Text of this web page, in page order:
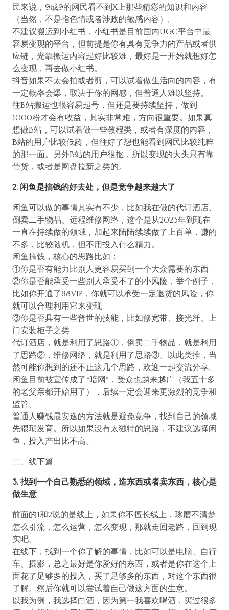
民来说，9成9的网民看不到X上那些精彩的知识和内容
（当然，不是指色情或者涉政的敏感内容）。
不建议搬运到小红书，小红书是目前国内UGC平台中最
容易变现的平台，但前提是你有具有竞争力的产品或者供
应链，光靠搬运内容起好比较难，最好是一开始就想好怎
么变现，再去做小红书。
抖音如果不太会拍或者剪，可以试着做生活向的内容，有
一定概率会爆，取决于你的网感，但普通人难以坚持。
往B站搬运也很容易起号，但还是要持续坚持，做到
1000粉才会有收益，其实非常难，方向很重要。如果真
想做B站，可以试着做一些教程类，或者有深度的内容，
B站的用户比较低龄，但往好了想也能看到网民比较纯粹
的那一面。另外B站的用户很抠，所以变现的大头只有靠
带货，或者是网盘拉新之类的。
2. 闲鱼是搞钱的好去处，但是竞争越来越大了
闲鱼可以做的事情其实有不少，比如我在做的代订酒店、
倒卖二手物品、远程维修网络，这个是从2023年到现在
一直在持续做的领域，加起来陆陆续续做了上百单，赚的
不多，比较随机，但不用投入什么精力。
闲鱼搞钱，核心的思路比如：
①你是否有能力比别人更容易买到一个大众需要的东西
②你是否能承受一些别人承受不了的小风险，举个例子，
比如你开通了88VIP，你就可以承受一定退货的风险，你
就可以合理利用它来变现
③你是否具有一些普世的技能，比如修宽带、接光纤、上
门安装柜子之类
代订酒店，就是利用了思路①，倒卖二手物品，就是利用
了思路②，维修网络，就是利用了思路③。以此类推，当
然可能你想到的还不止这几个思路，欢迎一起交流分享。
闲鱼目前被宣传成了“暗网”，受众也越来越广（我五十多
的老父亲都开始用了），后续一定会迎来更激烈的竞争和
监管。
普通人赚钱最安逸的方法就是避免竞争，找到自己的领域
先猥琐发育。所以如果没有太独特的思路，不建议选择闲
鱼，投入产出比不高。
二、线下篇
3. 找到一个自己熟悉的领域，造东西或者卖东西，核心是
做生意
前面的1和2说的是线上，如果你不擅长线上，琢磨不清楚
怎么引流，怎么运营，怎么变现，那就走回老路，回到现
实吧。
在线下，找到一个你了解的事情，比如可以是电脑、自行
车、摄影，总之最好是你爱好的东西，或者是你在这个上
面花了足够多的投入，买了足够多的东西，对这个东西很
了解。然后你就可以尝试着自己做这方面的生意。
以我为例，我选择白酒，因为第一我喜欢喝酒，买过很多